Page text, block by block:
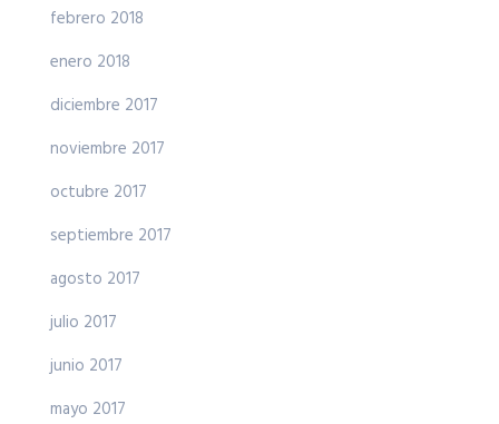
febrero 2018
enero 2018
diciembre 2017
noviembre 2017
octubre 2017
septiembre 2017
agosto 2017
julio 2017
junio 2017
mayo 2017